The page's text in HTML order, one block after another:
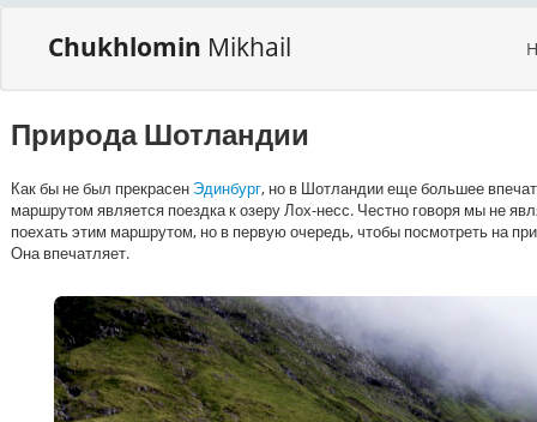
Chukhlomin Mikhail
Природа Шотландии
Как бы не был прекрасен Эдинбург, но в Шотландии еще большее
маршрутом является поездка к озеру Лох-несс. Честно говоря мы не
поехать этим маршрутом, но в первую очередь, чтобы посмотреть на
Она впечатляет.